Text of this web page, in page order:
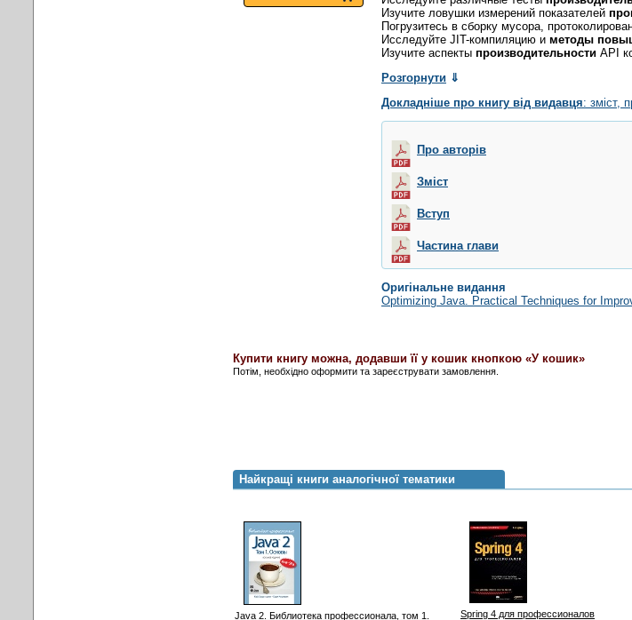
Изучите ловушки измерений показателей
Погрузитесь в сборку мусора,
Исследуйте JIT-компиляцию и методы
Изучите аспекты производительности API
Розгорнути ⇓
Докладніше про книгу від видавця: зміст,
Про авторів
Зміст
Вступ
Частина глави
Оригінальне видання
Optimizing Java. Practical Techniques for
Купити книгу можна, додавши її у кошик кнопкою «У кошик»
Потім, необхідно оформити та зареєструвати замовлення.
Найкращі книги аналогічної тематики
Java 2. Библиотека профессионала, том 1.
Spring 4 для профессионалов